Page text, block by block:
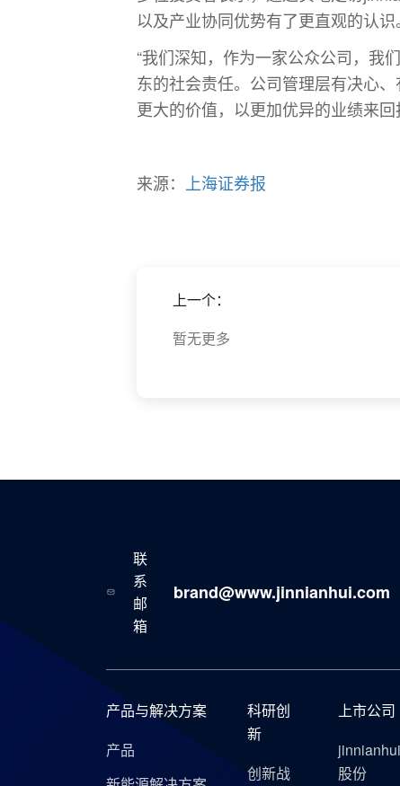
以及产业协同优势有了更直观的认识
“我们深知，作为一家公众公司，我
东的社会责任。公司管理层有决心
更大的价值，以更加优异的业绩来回
来源： 上海证券报
上一个：
暂无更多
联
系
邮
箱
brand@www.jinnianhui.com
产品与解决方案
产品
科研创
新
创新战
上市公司
股份